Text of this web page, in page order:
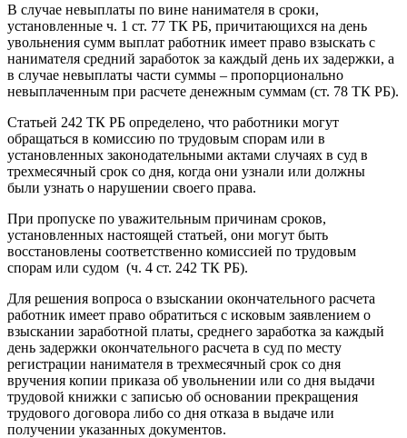
В случае невыплаты по вине нанимателя в сроки,
установленные ч. 1 ст. 77 ТК РБ, причитающихся на день
увольнения сумм выплат работник имеет право взыскать с
нанимателя средний заработок за каждый день их задержки, а
в случае невыплаты части суммы – пропорционально
невыплаченным при расчете денежным суммам (ст. 78 ТК РБ).
Статьей 242 ТК РБ определено, что работники могут
обращаться в комиссию по трудовым спорам или в
установленных законодательными актами случаях в суд в
трехмесячный срок со дня, когда они узнали или должны
были узнать о нарушении своего права.
При пропуске по уважительным причинам сроков,
установленных настоящей статьей, они могут быть
восстановлены соответственно комиссией по трудовым
спорам или судом (ч. 4 ст. 242 ТК РБ).
Для решения вопроса о взыскании окончательного расчета
работник имеет право обратиться с исковым заявлением о
взыскании заработной платы, среднего заработка за каждый
день задержки окончательного расчета в суд по месту
регистрации нанимателя в трехмесячный срок со дня
вручения копии приказа об увольнении или со дня выдачи
трудовой книжки с записью об основании прекращения
трудового договора либо со дня отказа в выдаче или
получении указанных документов.